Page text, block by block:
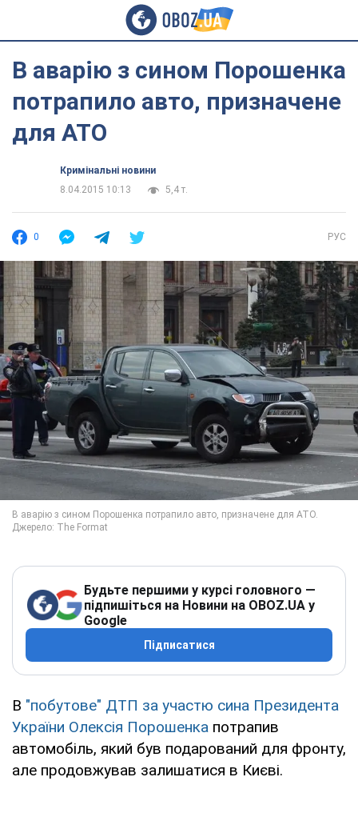
В аварію з сином Порошенка
потрапило авто, призначене
для АТО
Кримінальні новини
8.04.2015 10:13
5,4 т.
0 РУС
Будьте першими у курсі головного —
підпишіться на Новини на OBOZ.UA у
Google
Підписатися
В "побутове" ДТП за участю сина Президента
України Олексія Порошенка потрапив
автомобіль, який був подарований для фронту,
але продовжував залишатися в Києві.